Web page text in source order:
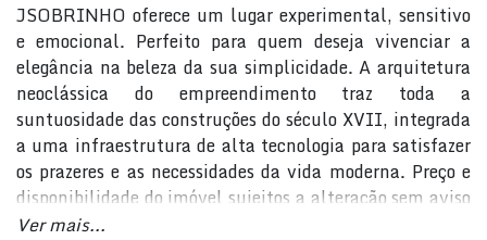
JSOBRINHO oferece um lugar experimental, sensitivo
e emocional. Perfeito para quem deseja vivenciar a
elegância na beleza da sua simplicidade. A arquitetura
neoclássica do empreendimento traz toda a
suntuosidade das construções do século XVII, integrada
a uma infraestrutura de alta tecnologia para satisfazer
os prazeres e as necessidades da vida moderna. Preço e
disponibilidade do imóvel sujeitos a alteração sem aviso
prévio.
Ver mais...